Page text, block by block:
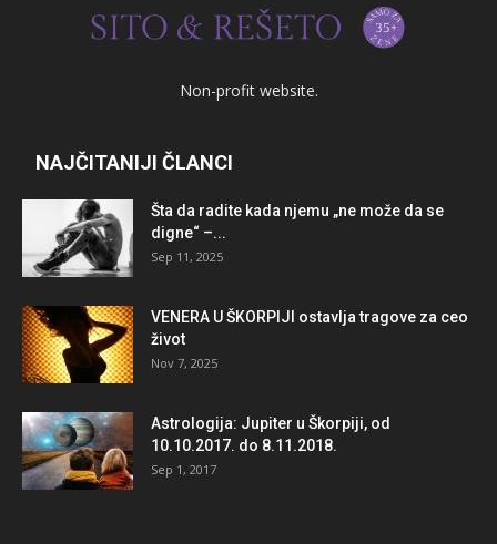
Non-profit website.
NAJČITANIJI ČLANCI
Šta da radite kada njemu „ne može da se
digne“ –...
Sep 11, 2025
VENERA U ŠKORPIJI ostavlja tragove za ceo
život
Nov 7, 2025
Astrologija: Jupiter u Škorpiji, od
10.10.2017. do 8.11.2018.
Sep 1, 2017